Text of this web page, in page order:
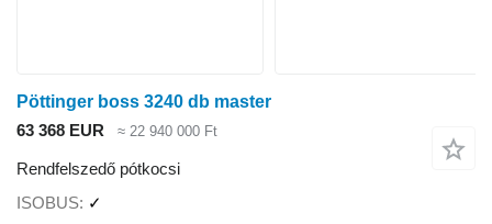
Pöttinger boss 3240 db master
63 368 EUR
≈ 22 940 000 Ft
Rendfelszedő pótkocsi
ISOBUS ✓